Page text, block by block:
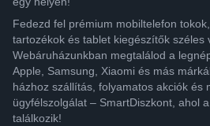
Fedezd fel prémium mobiltelefon
tartozékok és tablet kiegészítők széles
Webáruházunkban megtalálod a
Apple, Samsung, Xiaomi és más
házhoz szállítás, folyamatos akciók és
ügyfélszolgálat – SmartDiszkont, ahol
találkozik!